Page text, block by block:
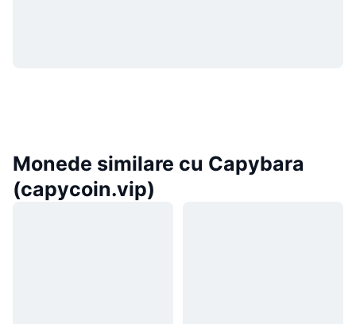
Monede similare cu Capybara
(capycoin.vip)